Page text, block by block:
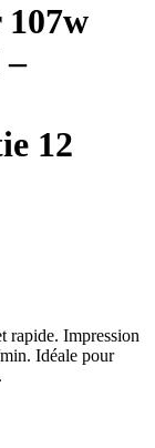
–
12
rapide. Impression
Idéale pour